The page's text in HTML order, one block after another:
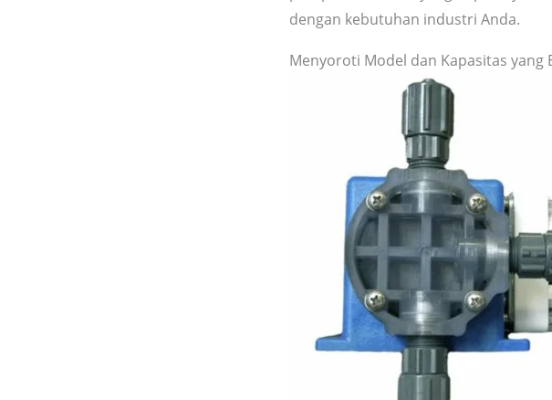
dengan kebutuhan industri Anda.
Menyoroti Model dan Kapasitas yang